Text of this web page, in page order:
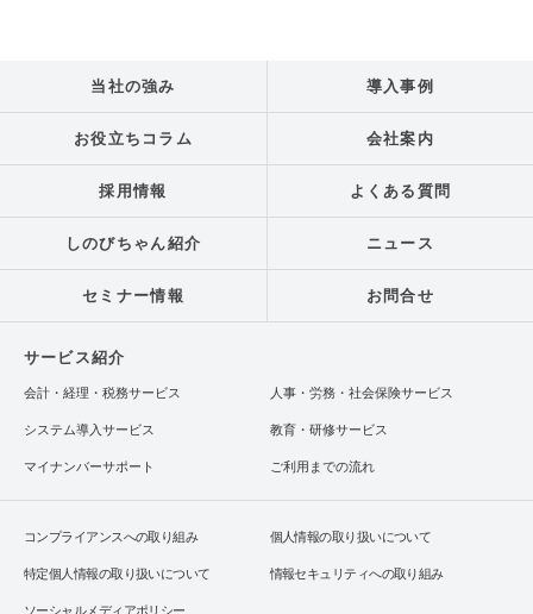
当社の強み 導入事例
お役立ちコラム 会社案内
採用情報 よくある質問
しのびちゃん紹介 ニュース
セミナー情報 お問合せ
サービス紹介
会計・経理・税務サービス 人事・労務・社会保険サービス
システム導入サービス 教育・研修サービス
マイナンバーサポート ご利用までの流れ
コンプライアンスへの取り組み 個人情報の取り扱いについて
特定個人情報の取り扱いについて 情報セキュリティへの取り組み
ソーシャルメディアポリシー